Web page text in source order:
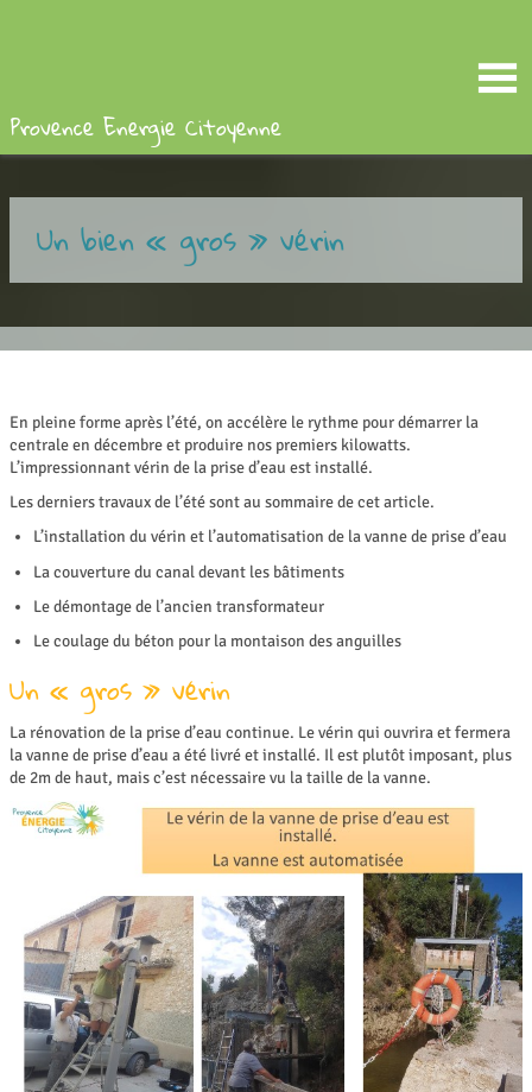
Provence Energie Citoyenne
Un bien « gros » vérin
En pleine forme après l’été, on accélère le rythme pour démarrer la
centrale en décembre et produire nos premiers kilowatts.
L’impressionnant vérin de la prise d’eau est installé.
Les derniers travaux de l’été sont au sommaire de cet article.
L’installation du vérin et l’automatisation de la vanne de prise d’eau
La couverture du canal devant les bâtiments
Le démontage de l’ancien transformateur
Le coulage du béton pour la montaison des anguilles
Un « gros » vérin
La rénovation de la prise d’eau continue. Le vérin qui ouvrira et fermera
la vanne de prise d’eau a été livré et installé. Il est plutôt imposant, plus
de 2m de haut, mais c’est nécessaire vu la taille de la vanne.